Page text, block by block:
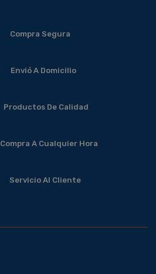
Compra Segura
Envió A Domicilio
Productos De Calidad
Compra A Cualquier Hora
Servicio Al Cliente